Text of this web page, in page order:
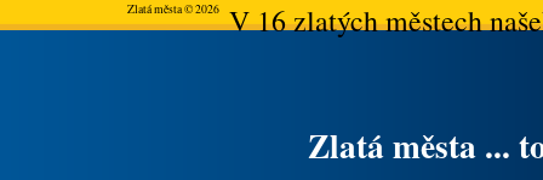
Zlatá města © 2026V 16 zlatých městech
Zlatá města ...